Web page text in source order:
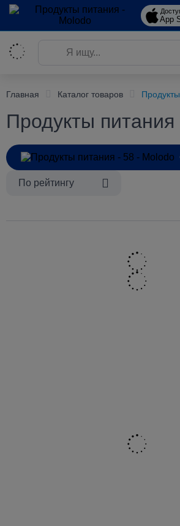
App
Главная Каталог товаров
Продукты питания
По рейтингу